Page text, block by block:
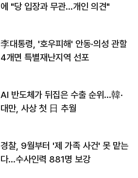
에 "당 입장과 무관…개인 의견"
李대통령, '호우피해' 안동·의성 관할
4개면 특별재난지역 선포
AI 반도체가 뒤집은 수출 순위…韓·
대만, 사상 첫 日 추월
경찰, 9월부터 '제 가족 사건' 못 맡는
다…수사인력 881명 보강